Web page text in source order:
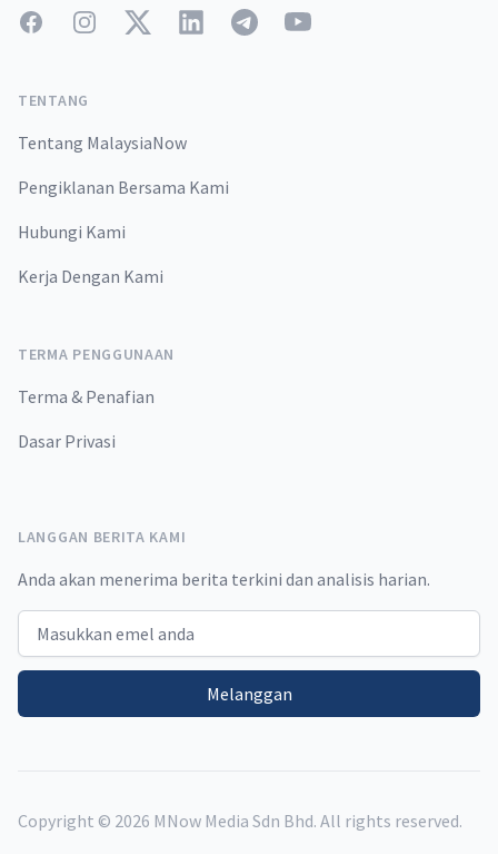
FacebookInstagramTwitterLinkedInTelegramYouTube
TENTANG
Tentang MalaysiaNow
Pengiklanan Bersama Kami
Hubungi Kami
Kerja Dengan Kami
TERMA PENGGUNAAN
Terma & Penafian
Dasar Privasi
LANGGAN BERITA KAMI
Anda akan menerima berita terkini dan analisis harian.
Email address
Melanggan
Copyright © 2026 MNow Media Sdn Bhd. All rights reserved.